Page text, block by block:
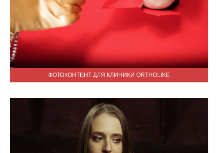
ФОТОКОНТЕНТ ДЛЯ КЛИНИКИ ORTHOLIKE